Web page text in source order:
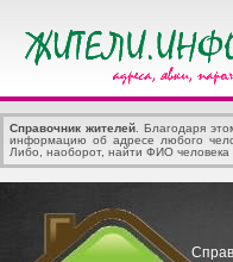
Справочник жителей . Благодаря
информацию об адресе любого
Либо, наоборот, найти ФИО человека